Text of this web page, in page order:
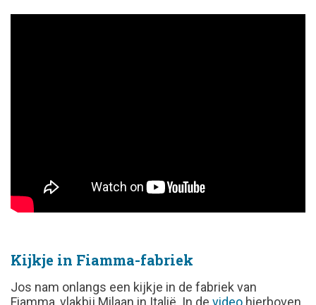
Kijkje in Fiamma-fabriek
Jos nam onlangs een kijkje in de fabriek van